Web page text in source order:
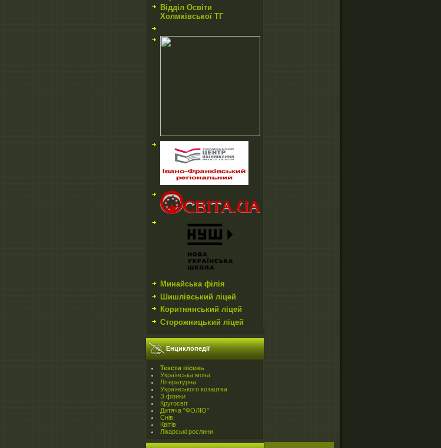
Відділ Освіти
Холмківської ТГ
Минайська філія
Шишлівський ліцей
Коритнянський ліцей
Сторожницький ліцей
Енциклопедії
Teксти пісень
Українська мова
Літературна
Українського козацтва
З фізики
Кругосвіт
Дитяча "ФОЛІО"
Снів
Квітів
Лікарські рослини